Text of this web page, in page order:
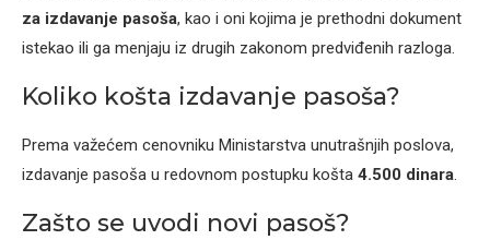
za izdavanje pasoša, kao i oni kojima je prethodni dokument
istekao ili ga menjaju iz drugih zakonom predviđenih razloga.
Koliko košta izdavanje pasoša?
Prema važećem cenovniku Ministarstva unutrašnjih poslova,
izdavanje pasoša u redovnom postupku košta 4.500 dinara.
Zašto se uvodi novi pasoš?